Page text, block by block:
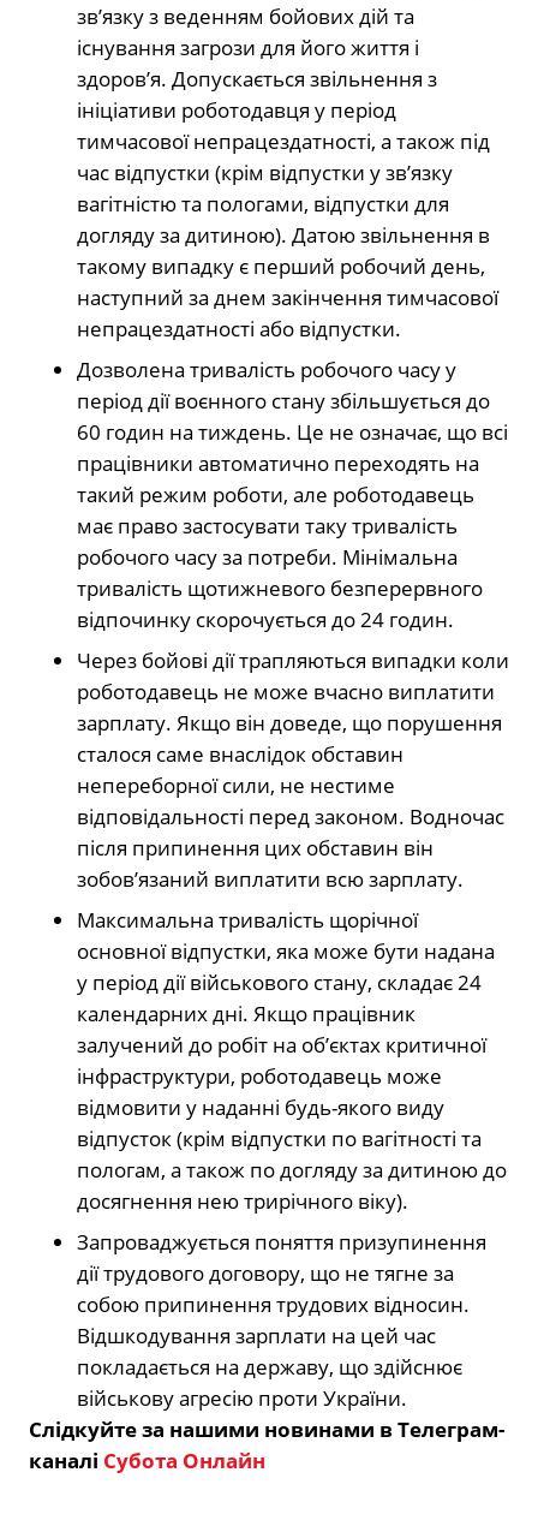
зв’язку з веденням бойових дій та
існування загрози для його життя і
здоров’я. Допускається звільнення з
ініціативи роботодавця у період
тимчасової непрацездатності, а також під
час відпустки (крім відпустки у зв’язку
вагітністю та пологами, відпустки для
догляду за дитиною). Датою звільнення в
такому випадку є перший робочий день,
наступний за днем закінчення тимчасової
непрацездатності або відпустки.
Дозволена тривалість робочого часу у
період дії воєнного стану збільшується до
60 годин на тиждень. Це не означає, що всі
працівники автоматично переходять на
такий режим роботи, але роботодавець
має право застосувати таку тривалість
робочого часу за потреби. Мінімальна
тривалість щотижневого безперервного
відпочинку скорочується до 24 годин.
Через бойові дії трапляються випадки коли
роботодавець не може вчасно виплатити
зарплату. Якщо він доведе, що порушення
сталося саме внаслідок обставин
непереборної сили, не нестиме
відповідальності перед законом. Водночас
після припинення цих обставин він
зобов’язаний виплатити всю зарплату.
Максимальна тривалість щорічної
основної відпустки, яка може бути надана
у період дії військового стану, складає 24
календарних дні. Якщо працівник
залучений до робіт на об’єктах критичної
інфраструктури, роботодавець може
відмовити у наданні будь-якого виду
відпусток (крім відпустки по вагітності та
пологам, а також по догляду за дитиною до
досягнення нею трирічного віку).
Запроваджується поняття призупинення
дії трудового договору, що не тягне за
собою припинення трудових відносин.
Відшкодування зарплати на цей час
покладається на державу, що здійснює
військову агресію проти України.
Слідкуйте за нашими новинами в Телеграм-
каналі Субота Онлайн